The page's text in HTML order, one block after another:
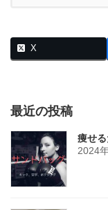
X
最近の投稿
痩せ
2024